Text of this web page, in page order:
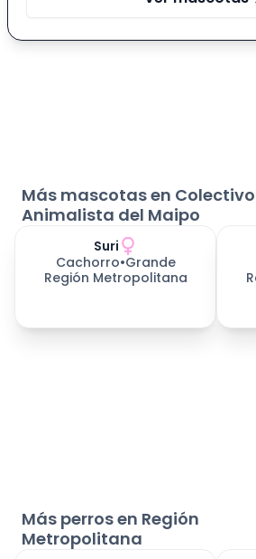
Más mascotas en Colectivo
Animalista del Maipo
Suri
Cachorro•Grande
Región Metropolitana
Más perros en Región
Metropolitana